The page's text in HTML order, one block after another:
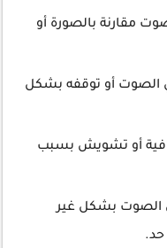
مقارنة بالصورة أو
الصوت أو توقفه بشكل
أو تشويش بسبب
بشكل غير
حد.